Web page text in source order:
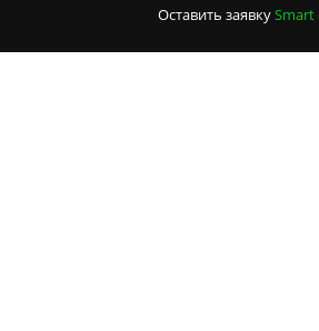
Оставить заявку